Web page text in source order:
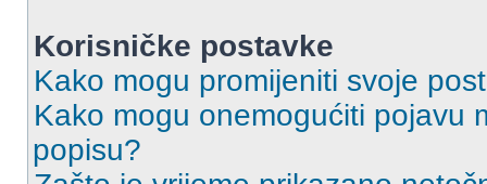
Korisničke postavke
Kako mogu promijeniti svoje
Kako mogu onemogućiti pojavu
popisu?